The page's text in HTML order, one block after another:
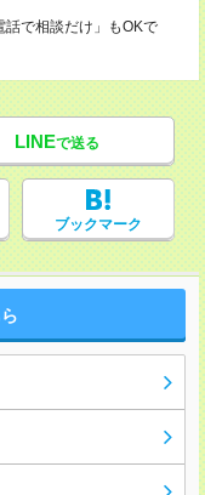
話で相談だけ」もOKで
LINEで送る
ブックマーク